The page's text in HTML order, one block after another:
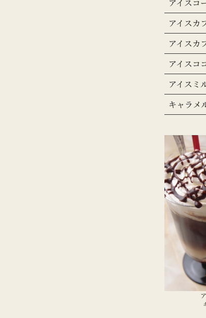
アイスコ
アイスカ
アイスカ
アイスコ
アイスミ
キャラメ